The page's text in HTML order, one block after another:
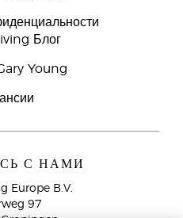
Блог
Young
С НАМИ
Europe B.V.
97